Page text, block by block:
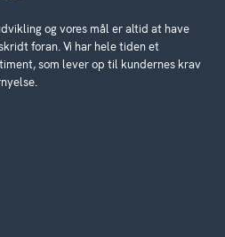
og vores mål er altid at have
foran. Vi har hele tiden et
som lever op til kundernes krav